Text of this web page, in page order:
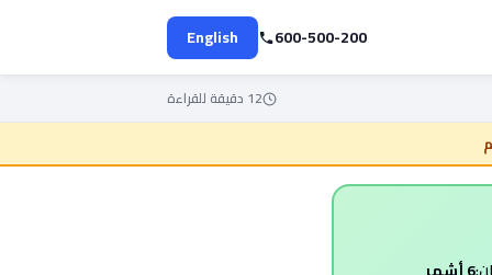
600-500-200
English
12 دقيقة للقراءة